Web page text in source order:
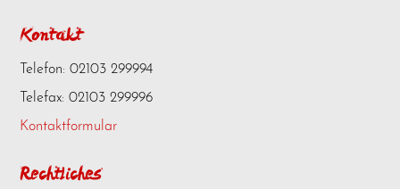
Kontakt
Telefon: 02103 299994
Telefax: 02103 299996
Kontaktformular
Rechtliches